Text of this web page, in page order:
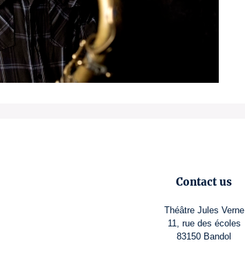
Contact us
Théâtre Jules Verne
11, rue des écoles
83150 Bandol